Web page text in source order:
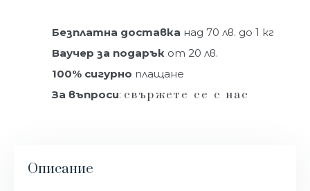
Безплатна доставка над 70 лв. до 1 кг
Ваучер за подарък от 20 лв.
100% сигурно плащане
За въпроси: свържете се с нас
Описание